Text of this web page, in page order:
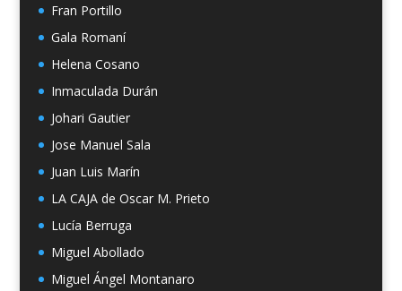
Fran Portillo
Gala Romaní
Helena Cosano
Inmaculada Durán
Johari Gautier
Jose Manuel Sala
Juan Luis Marín
LA CAJA de Oscar M. Prieto
Lucía Berruga
Miguel Abollado
Miguel Ángel Montanaro